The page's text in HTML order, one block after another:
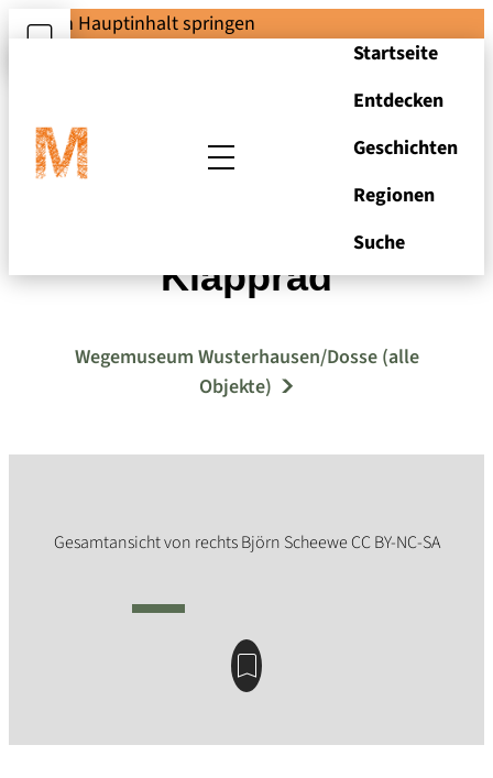
Zum Hauptinhalt springen
Startseite
Entdecken
Geschichten
Regionen
Suche
Klapprad
Wegemuseum Wusterhausen/Dosse (alle
Objekte)